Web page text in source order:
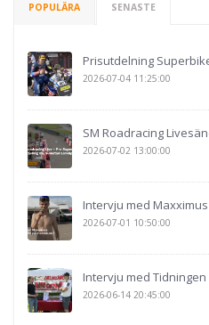
POPULÄRA SENASTE
Prisutdelning
2026-07-04 11:25:00
SM Roadracing
2026-07-02 13:00:00
Intervju med
2026-07-01 10:50:00
Intervju med Tidningen
2026-06-14 20:45:00